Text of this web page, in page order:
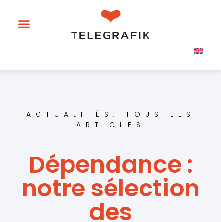
ACTUALITÉS , TOUS LES
ARTICLES
Dépendance :
notre sélection
des